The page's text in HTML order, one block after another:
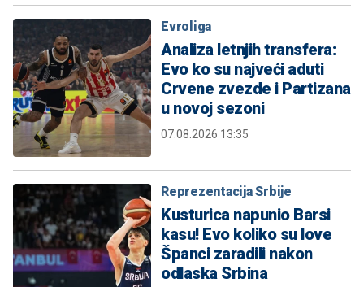
Evroliga
Analiza letnjih transfera:
Evo ko su najveći aduti
Crvene zvezde i Partizana
u novoj sezoni
07.08.2026 13:35
Reprezentacija Srbije
Kusturica napunio Barsi
kasu! Evo koliko su love
Španci zaradili nakon
odlaska Srbina